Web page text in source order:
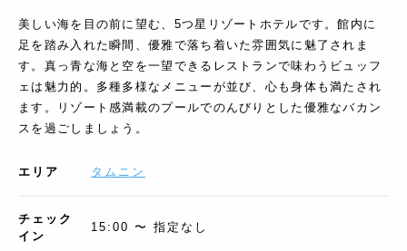
美しい海を目の前に望む、5つ星リゾートホテルです。館内に
足を踏み入れた瞬間、優雅で落ち着いた雰囲気に魅了されま
す。真っ青な海と空を一望できるレストランで味わうビュッフ
ェは魅力的。多種多様なメニューが並び、心も身体も満たされ
ます。リゾート感満載のプールでのんびりとした優雅なバカン
スを過ごしましょう。
エリア タムニン
チェック
イン
15:00 〜 指定なし